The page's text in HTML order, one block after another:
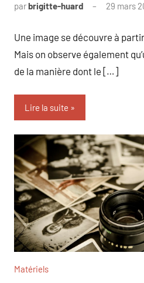
parbrigitte-huard 29 mars
Une image se découvre à
Mais on observe également
de la manière dont le […]
Lire la suite
Matériels